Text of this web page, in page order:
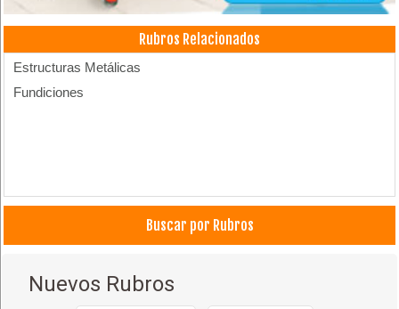
Rubros Relacionados
Estructuras Metálicas
Fundiciones
Buscar por Rubros
Nuevos Rubros